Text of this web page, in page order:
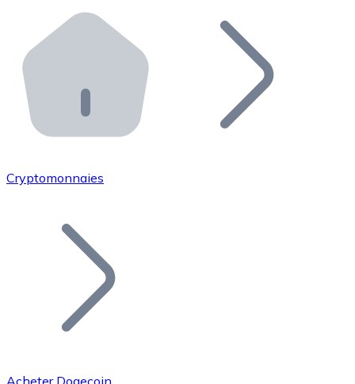
Distributeurs automatiques Bitnovo
Intégrez un ATM Bitnovo dans votre entreprise et
API Bitnovo
Intégrez notre API dans votre écosystème.
Rejoignez notre réseau de distributeurs et
Ajoutez le token de votre projet à notre service
Cryptomonnaies
Acheter Dogecoin